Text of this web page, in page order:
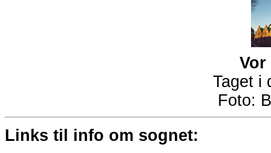
Vor
Taget i
Foto:
Links til info om sognet: